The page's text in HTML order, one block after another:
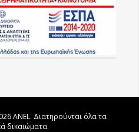
ANEL. Διατηρούνται όλα τα
δικαιώματα.